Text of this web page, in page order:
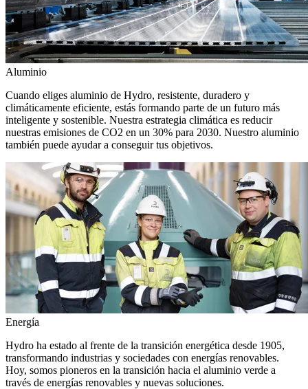
Aluminio
Cuando eliges aluminio de Hydro, resistente, duradero y
climáticamente eficiente, estás formando parte de un futuro más
inteligente y sostenible. Nuestra estrategia climática es reducir
nuestras emisiones de CO2 en un 30% para 2030. Nuestro aluminio
también puede ayudar a conseguir tus objetivos.
Energía
Hydro ha estado al frente de la transición energética desde 1905,
transformando industrias y sociedades con energías renovables.
Hoy, somos pioneros en la transición hacia el aluminio verde a
través de energías renovables y nuevas soluciones.